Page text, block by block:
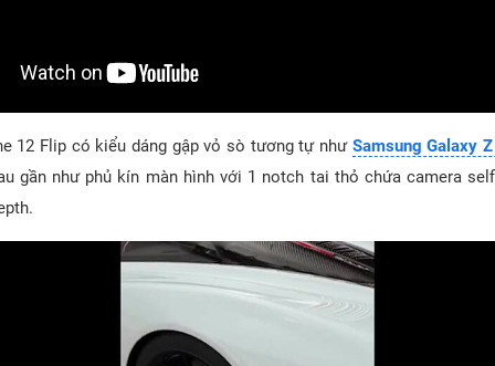
12 Flip có kiểu dáng gập vỏ sò tương tự như Samsung Galaxy
gần như phủ kín màn hình với 1 notch tai thỏ chứa camera